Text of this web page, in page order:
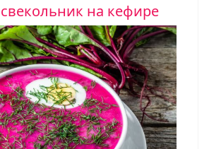
на кефире